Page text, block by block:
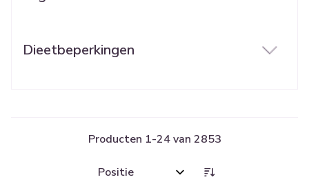
Dieetbeperkingen
Producten 1-24van 2853
Sorteer op: